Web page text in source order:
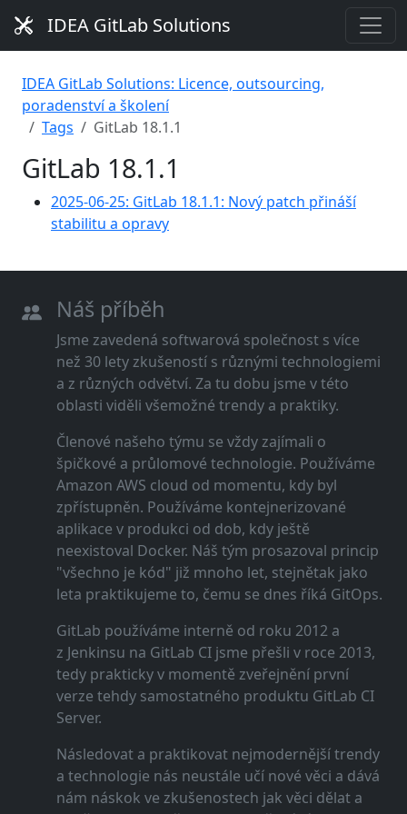
IDEA GitLab Solutions
IDEA GitLab Solutions: Licence, outsourcing,
poradenství a školení
Tags
GitLab 18.1.1
GitLab 18.1.1
2025-06-25: GitLab 18.1.1: Nový patch přináší
stabilitu a opravy
Náš příběh
Jsme zavedená softwarová společnost s více
než 30 lety zkušeností s různými technologiemi
a z různých odvětví. Za tu dobu jsme v této
oblasti viděli všemožné trendy a praktiky.
Členové našeho týmu se vždy zajímali o
špičkové a průlomové technologie. Používáme
Amazon AWS cloud od momentu, kdy byl
zpřístupněn. Používáme kontejnerizované
aplikace v produkci od dob, kdy ještě
neexistoval Docker. Náš tým prosazoval princip
"všechno je kód" již mnoho let, stejnětak jako
leta praktikujeme to, čemu se dnes říká GitOps.
GitLab používáme interně od roku 2012 a
z Jenkinsu na GitLab CI jsme přešli v roce 2013,
tedy prakticky v momentě zveřejnění první
verze tehdy samostatného produktu GitLab CI
Server.
Následovat a praktikovat nejmodernější trendy
a technologie nás neustále učí nové věci a dává
nám náskok ve zkušenostech jak věci dělat a